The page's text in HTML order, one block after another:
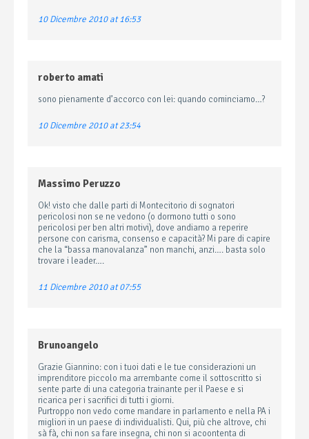
10 Dicembre 2010 at 16:53
roberto amati
sono pienamente d’accorco con lei: quando cominciamo…?
10 Dicembre 2010 at 23:54
Massimo Peruzzo
Ok! visto che dalle parti di Montecitorio di sognatori
pericolosi non se ne vedono (o dormono tutti o sono
pericolosi per ben altri motivi), dove andiamo a reperire
persone con carisma, consenso e capacità? Mi pare di capire
che la “bassa manovalanza” non manchi, anzi…. basta solo
trovare i leader….
11 Dicembre 2010 at 07:55
Brunoangelo
Grazie Giannino: con i tuoi dati e le tue considerazioni un
imprenditore piccolo ma arrembante come il sottoscritto si
sente parte di una categoria trainante per il Paese e si
ricarica per i sacrifici di tutti i giorni.
Purtroppo non vedo come mandare in parlamento e nella PA i
migliori in un paese di individualisti. Qui, più che altrove, chi
sà fà, chi non sa fare insegna, chi non si acoontenta di